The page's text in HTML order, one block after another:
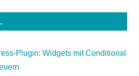
Plugin: Widgets mit Conditional